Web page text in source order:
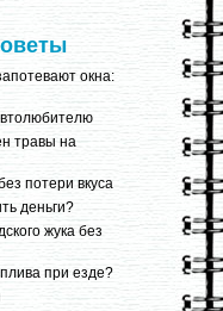
окна:
травы на
потери вкуса
деньги?
жука без
при езде?